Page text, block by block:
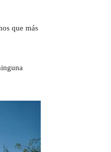
que más